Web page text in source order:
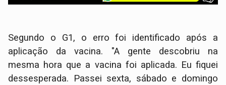
Segundo o G1, o erro foi identificado após a
aplicação da vacina. "A gente descobriu na
mesma hora que a vacina foi aplicada. Eu fiquei
dessesperada. Passei sexta, sábado e domingo